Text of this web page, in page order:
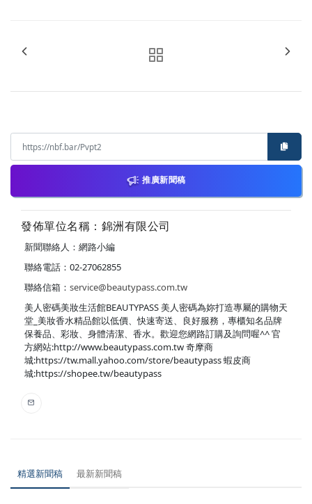
推廣新聞稿
發佈單位名稱：錦洲有限公司
新聞聯絡人：網路小編
聯絡電話：02-27062855
聯絡信箱： service@beautypass.com.tw
美人密碼美妝生活館BEAUTYPASS 美人密碼為妳打造專屬的購物天
堂_美妝香水精品館以低價、快速寄送、良好服務，專櫃知名品牌
保養品、彩妝、身體清潔、香水。歡迎您網路訂購及詢問喔^^ 官
方網站:http://www.beautypass.com.tw 奇摩商
城:https://tw.mall.yahoo.com/store/beautypass 蝦皮商
城:https://shopee.tw/beautypass
精選新聞稿 最新新聞稿